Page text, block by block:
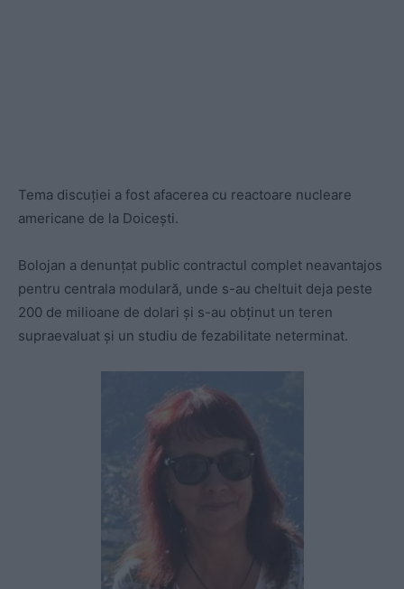
Tema discuției a fost afacerea cu reactoare nucleare
americane de la Doicești.
Bolojan a denunțat public contractul complet neavantajos
pentru centrala modulară, unde s-au cheltuit deja peste
200 de milioane de dolari și s-au obținut un teren
supraevaluat și un studiu de fezabilitate neterminat.